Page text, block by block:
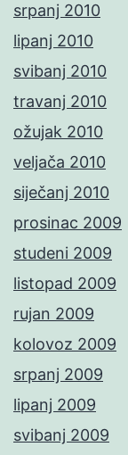
srpanj 2010
lipanj 2010
svibanj 2010
travanj 2010
ožujak 2010
veljača 2010
siječanj 2010
prosinac 2009
studeni 2009
listopad 2009
rujan 2009
kolovoz 2009
srpanj 2009
lipanj 2009
svibanj 2009